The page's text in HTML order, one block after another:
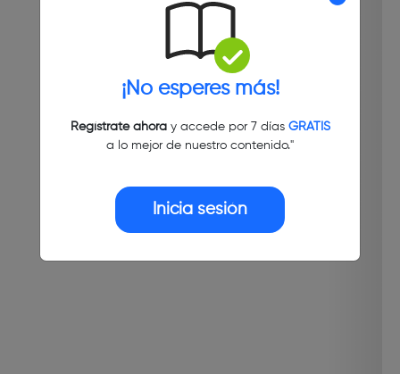
¡No esperes más!
Regístrate ahoray accede por 7 días GRATIS
a lo mejor de nuestro contenido."
Inicia sesión